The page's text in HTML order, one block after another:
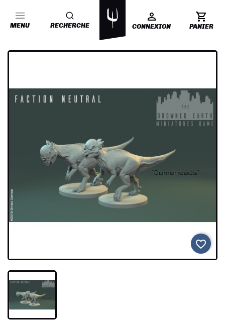
MENU RECHERCHE CONNEXION PANIER
favorite_border